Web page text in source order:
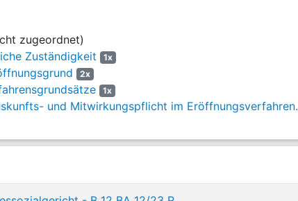
zugeordnet)
Zuständigkeit
1x
2x
1x
und Mitwirkungspflicht im Eröffnungsverfahren.